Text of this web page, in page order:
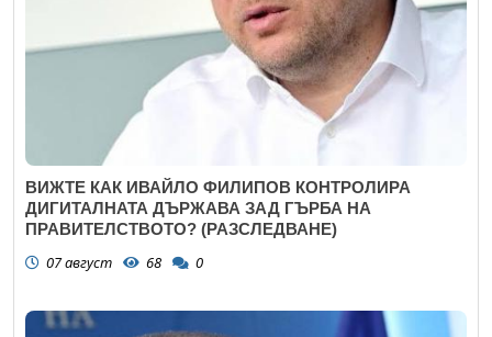
ВИЖТЕ КАК ИВАЙЛО ФИЛИПОВ КОНТРОЛИРА
ДИГИТАЛНАТА ДЪРЖАВА ЗАД ГЪРБА НА
ПРАВИТЕЛСТВОТО? (РАЗСЛЕДВАНЕ)
07 август 68 0